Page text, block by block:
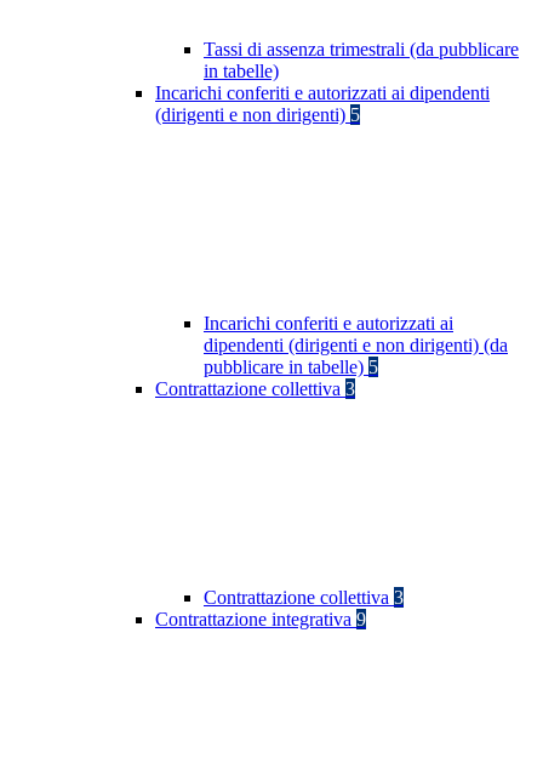
Tassi di assenza trimestrali (da pubblicare
in tabelle)
Incarichi conferiti e autorizzati ai dipendenti
(dirigenti e non dirigenti) 5
Incarichi conferiti e autorizzati ai
dipendenti (dirigenti e non dirigenti) (da
pubblicare in tabelle) 5
Contrattazione collettiva 3
Contrattazione collettiva 3
Contrattazione integrativa 9